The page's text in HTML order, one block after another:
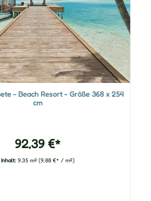
- Beach Resort - Größe 368 x 254
cm
92,39 €*
Inhalt: 9.35 m² (9,88 €* / m²)